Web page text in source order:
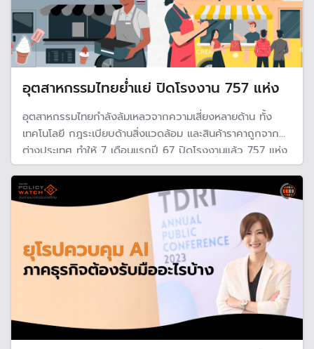
อุตสาหกรรมไทยย่ำแย่ ปิดโรงงาน 757 แห่ง
อุตสาหกรรมไทยกำลังล้มเหลวจากความเสี่ยงหลายด้าน ทั้ง
เทคโนโลยี กฎระเบียบด้านสิ่งแวดล้อม และสินค้าราคาถูกจาก
ต่างประเทศ ทำให้ 7 เดือนแรกปี 67 ปิดโรงงานแล้ว 757 แห่ง
ซึ่งมีแนวโน้มเพิ่มขึ้นอย่างมากในช่วง 3 ปี ที่ผ่านมา สภาพัฒน์
แนะมาตรการเร่งช่วยเหลือธุรกิจขนาดกลางและขนาดเล็กให้
สามารถอยู่รอดได้อย่างมั่นคง